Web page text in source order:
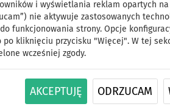
i wyświetlania reklam opartych na
nie aktywuje zastosowanych
funkcjonowania strony. Opcje
kliknięciu przycisku "Więcej". W tej
wcześniej zgody.
AKCEPTUJĘ ODRZUCAM
SUP
350 l
Gladiator Pro to linia premium